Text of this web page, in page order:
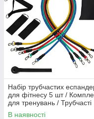
Набір трубчастих
для фітнесу 5 шт /
для тренувань / Трубчасті
еспандери для тренувань
В наявності